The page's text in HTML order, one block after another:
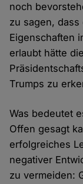
noch
zu sagen,
Eigenschaften
erlaubt hätte
Trumps zu
Was bedeutet
Offen gesagt
erfolgreiches
negativer
zu vermeiden: